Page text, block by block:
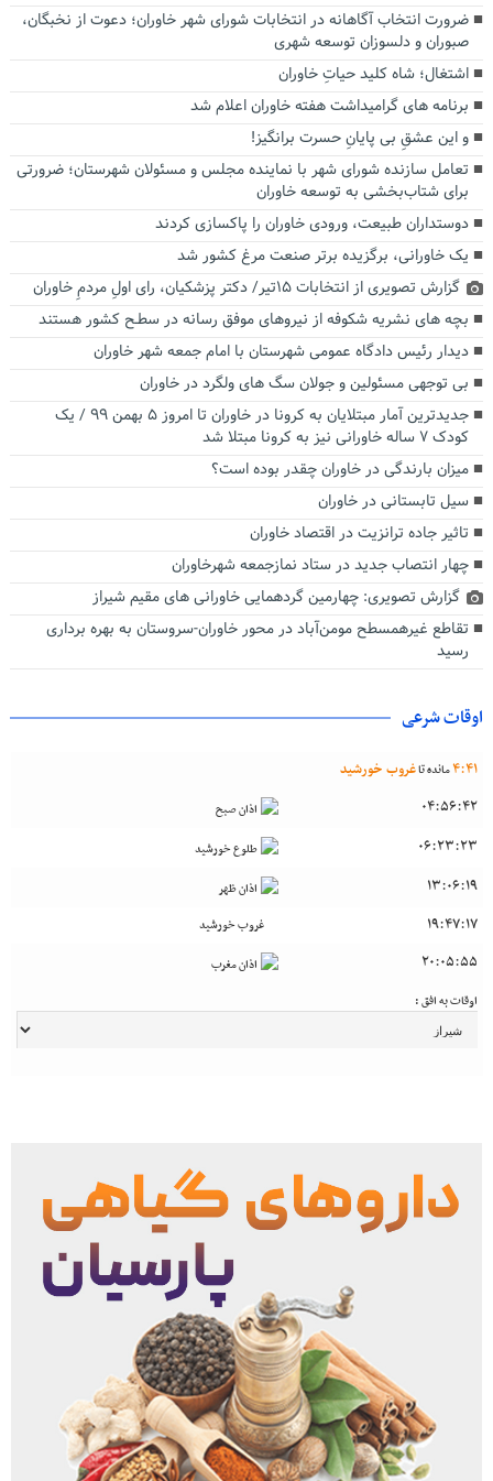
ضرورت انتخاب آگاهانه در انتخابات شورای شهر خاوران؛ دعوت از نخبگان،
صبوران و دلسوزان توسعه شهری
اشتغال؛ شاه کلید حیاتِ خاوران
برنامه های گرامیداشت هفته خاوران اعلام شد
و این عشقِ بی پایانِ حسرت برانگیز!
تعامل سازنده شورای شهر با نماینده مجلس و مسئولان شهرستان؛ ضرورتی
برای شتاب‌بخشی به توسعه خاوران
دوستداران طبیعت، ورودی خاوران را پاکسازی کردند
یک خاورانی، برگزیده برتر صنعت مرغ کشور شد
گزارش تصویری از انتخابات ۱۵تیر/ دکتر پزشکیان، رای اولِ مردمِ خاوران
بچه های نشریه شکوفه از نیروهای موفق رسانه در سطـح کشور هستند
دیدار رئیس دادگاه عمومی شهرستان با امام جمعه شهر خاوران
بی توجهی مسئولین و جولان سگ های ولگرد در خاوران
جدیدترین آمار مبتلایان به کرونا در خاوران تا امروز ۵ بهمن ۹۹ / یک
کودک ۷ ساله خاورانی نیز به کرونا مبتلا شد
میزان بارندگی در خاوران چقدر بوده است؟
سیل تابستانی در خاوران
تاثیر جاده ترانزیت در اقتصاد خاوران
چهار انتصاب جدید در ستاد نمازجمعه شهرخاوران
گزارش تصویری: چهارمین گردهمایی خاورانی های مقیم شیراز
تقاطع غیرهمسطح مومن‌آباد در محور خاوران-سروستان به بهره برداری
رسید
اوقات شرعی
4:41 مانده تاغروب خورشید
04:56:42
اذان صبح
06:23:23 طلوع خورشید
13:06:19 اذان ظهر
19:47:17 غروب خورشید
20:05:55
اذان مغرب
اوقات به افق :